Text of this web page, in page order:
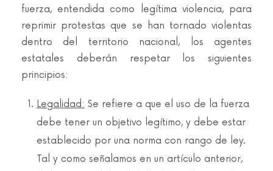
fuerza, entendida como legítima violencia, para
reprimir protestas que se han tornado violentas
dentro del territorio nacional, los agentes
estatales deberán respetar los siguientes
principios:
Legalidad: Se refiere a que el uso de la fuerza
debe tener un objetivo legítimo, y debe estar
establecido por una norma con rango de ley.
Tal y como señalamos en un artículo anterior,